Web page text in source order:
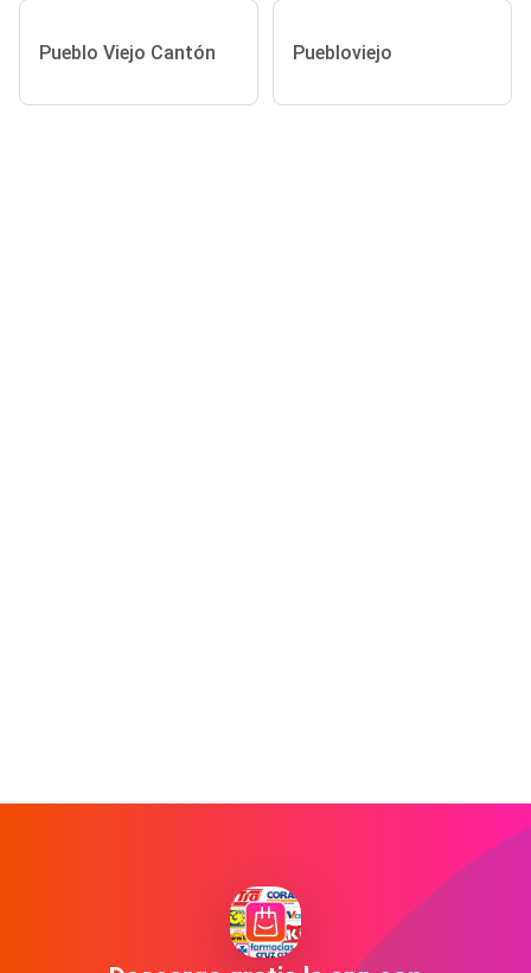
Pueblo Viejo Cantón Puebloviejo